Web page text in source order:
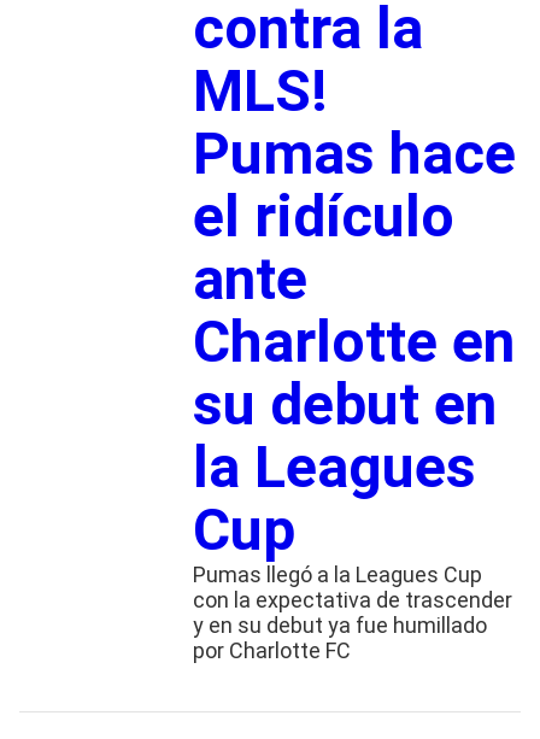
contra la
MLS!
Pumas hace
el ridículo
ante
Charlotte en
su debut en
la Leagues
Cup
Pumas llegó a la Leagues Cup
con la expectativa de trascender
y en su debut ya fue humillado
por Charlotte FC